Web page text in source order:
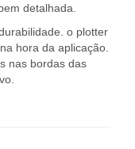
detalhada.
o plotter
hora da aplicação.
nas bordas das